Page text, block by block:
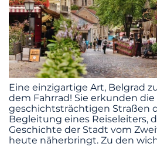
Eine einzigartige Art, Belgrad
dem Fahrrad! Sie erkunden die
geschichtsträchtigen Straßen
Begleitung eines Reiseleiters,
Geschichte der Stadt vom
heute näherbringt. Zu den